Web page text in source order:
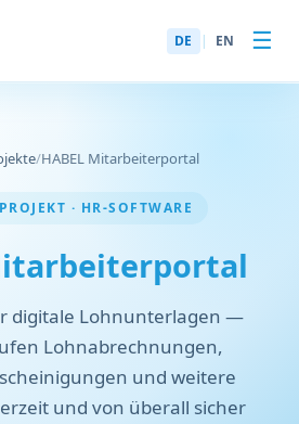
DE | EN ☰
/HABEL Mitarbeiterportal
· HR-SOFTWARE
digitale Lohnunterlagen —
Lohnabrechnungen,
und weitere
und von überall sicher